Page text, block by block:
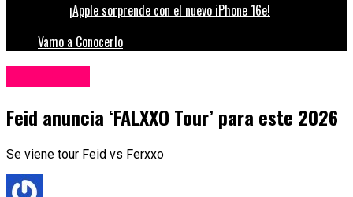
¡Apple sorprende con el nuevo iPhone 16e!
Vamo a Conocerlo
Feid anuncia ‘FALXXO Tour’ para este 2026
Se viene tour Feid vs Ferxxo